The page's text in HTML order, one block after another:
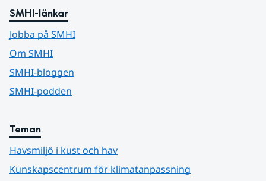
SMHI-länkar
Jobba på SMHI
Om SMHI
SMHI-bloggen
SMHI-podden
Teman
Havsmiljö i kust och hav
Kunskapscentrum för klimatanpassning